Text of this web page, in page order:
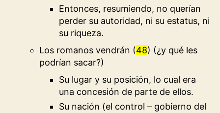
Entonces, resumiendo, no querían
perder su autoridad, ni su estatus, ni
su riqueza.
Los romanos vendrán (48) (¿y qué les
podrían sacar?)
Su lugar y su posición, lo cual era
una concesión de parte de ellos.
Su nación (el control – gobierno del